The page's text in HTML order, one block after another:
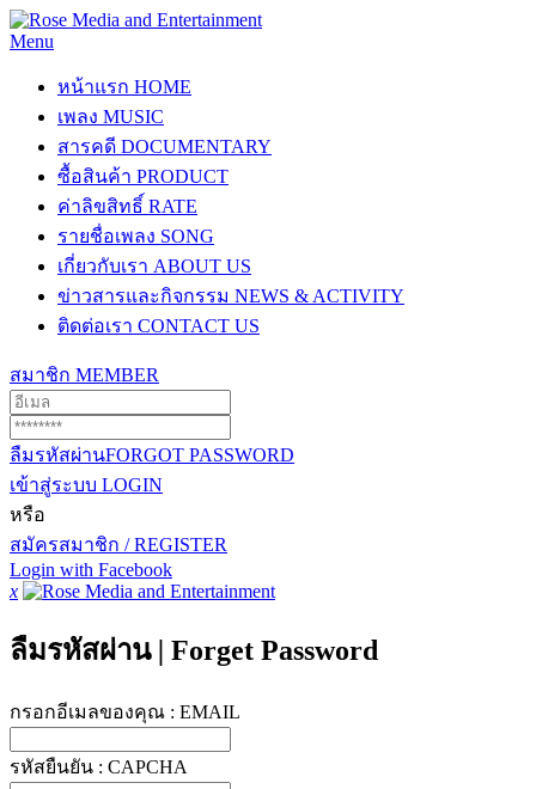
Menu
หน้าแรก HOME
เพลง MUSIC
สารคดี DOCUMENTARY
ซื้อสินค้า PRODUCT
ค่าลิขสิทธิ์ RATE
รายชื่อเพลง SONG
เกี่ยวกับเรา ABOUT US
ข่าวสารและกิจกรรม NEWS & ACTIVITY
ติดต่อเรา CONTACT US
สมาชิก MEMBER
ลืมรหัสผ่านFORGOT PASSWORD
เข้าสู่ระบบ LOGIN
หรือ
สมัครสมาชิก / REGISTER
Login with Facebook
x
ลืมรหัสผ่าน | Forget Password
กรอกอีเมลของคุณ : EMAIL
รหัสยืนยัน : CAPCHA